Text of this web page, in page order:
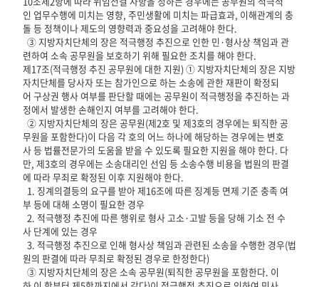
인 업무수행에 미치는 영향, 주민생활에 미치는 파급효과, 이해관계의 충
돌 등 정책이나 제도의 영향력과 중요성을 고려해야 한다.
③ 지방자치단체의 장은 적극행정 추진으로 인한 민·형사상 책임과 관
련하여 소속 공무원을 보호하기 위해 필요한 조치를 해야 한다.
제17조(적극행정 추진 공무원에 대한 지원) ① 지방자치단체의 장은 지방
자치단체를 당사자 또는 참가인으로 하는 소송에 관한 재판이 확정되
어 구상권 행사 여부를 판단할 때에는 공무원이 적극행정을 추진하는 과
정에서 발생한 손해인지 여부를 고려해야 한다.
② 지방자치단체의 장은 공무원(제2호 및 제3호의 경우에는 퇴직한 공
무원을 포함한다)이 다음 각 호의 어느 하나에 해당하는 경우에는 변호
사 등 법률전문가의 도움을 받을 수 있도록 필요한 지원을 해야 한다. 다
만, 제3호의 경우에는 소송대리인 선임 등 소송수행 비용을 법원의 판결
에 따라 무죄로 확정된 이후 지원해야 한다.
1. 징계의결등의 요구를 받아 제16조에 따른 징계등 면제 기준 충족 여
부 등에 대해 소명이 필요한 경우
2. 적극행정 추진에 따른 행위로 형사 고소·고발 등을 당해 기소 전 수
사 단계에 있는 경우
3. 적극행정 추진으로 인해 형사상 책임과 관련된 소송을 수행한 경우(법
원의 판결에 따라 무죄로 확정된 경우로 한정한다)
③ 지방자치단체의 장은 소속 공무원(퇴직한 공무원을 포함한다. 이